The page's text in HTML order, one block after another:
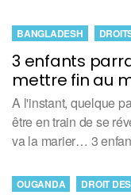
3 enfants
mettre fin au
BANGLADESH
A l'instant, quelque
être en train de se
va la marier… 3
OUGANDA DROIT